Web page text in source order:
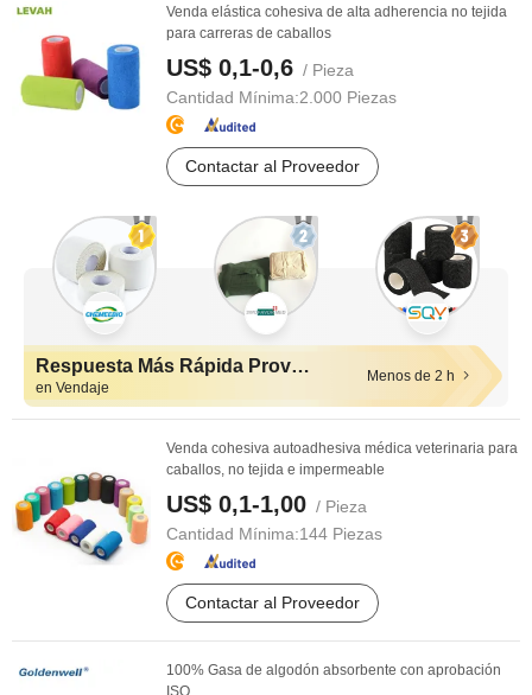
Venda elástica cohesiva de alta adherencia no tejida
para carreras de caballos
US$ 0,1-0,6 / Pieza
Cantidad Mínima:2.000 Piezas
Contactar al Proveedor
Respuesta Más Rápida Proveedores
en Vendaje
Menos de 2 h
Venda cohesiva autoadhesiva médica veterinaria para
caballos, no tejida e impermeable
US$ 0,1-1,00 / Pieza
Cantidad Mínima:144 Piezas
Contactar al Proveedor
100% Gasa de algodón absorbente con aprobación
ISO